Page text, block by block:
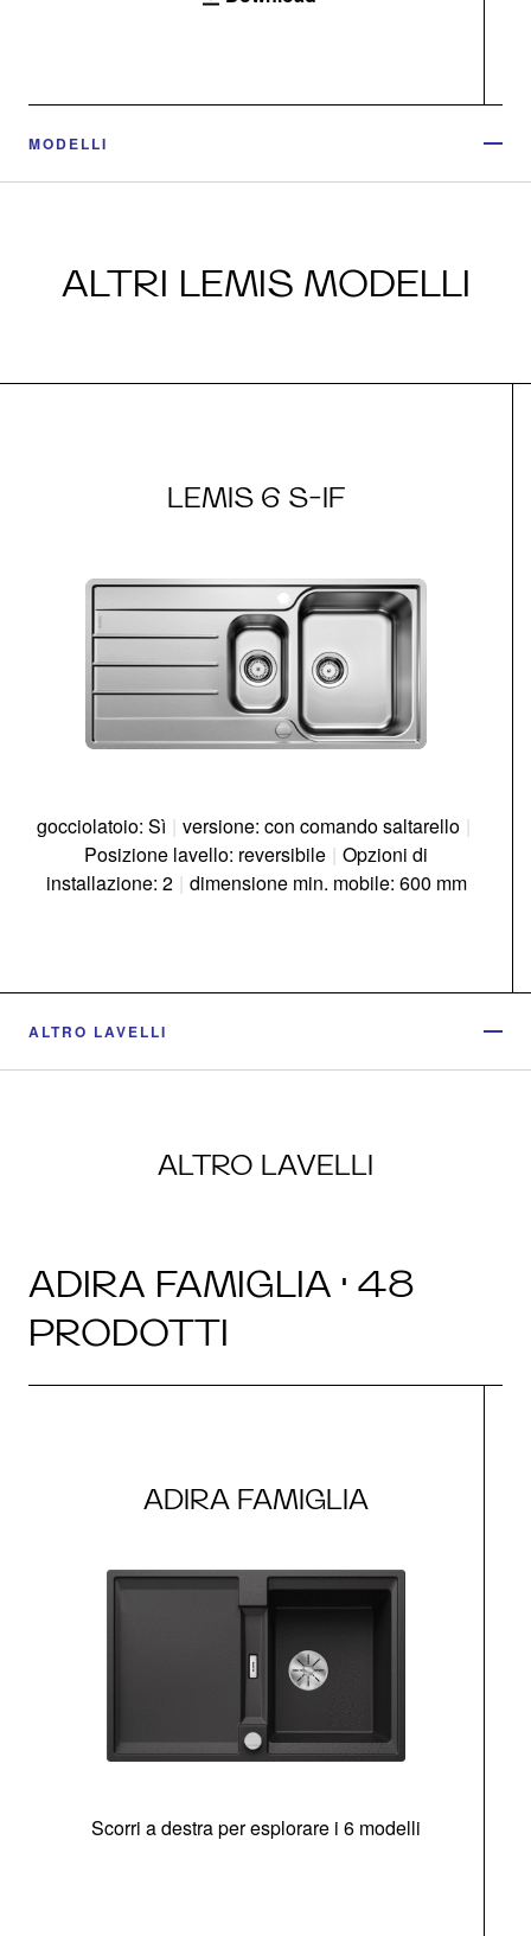
MODELLI
ALTRI LEMIS MODELLI
LEMIS 6 S-IF
gocciolatoio: Sì | versione: con comando saltarello |
Posizione lavello: reversibile | Opzioni di
installazione: 2 | dimensione min. mobile: 600 mm
ALTRO LAVELLI
ALTRO LAVELLI
ADIRA FAMIGLIA · 48
PRODOTTI
ADIRA FAMIGLIA
Scorri a destra per esplorare i 6 modelli